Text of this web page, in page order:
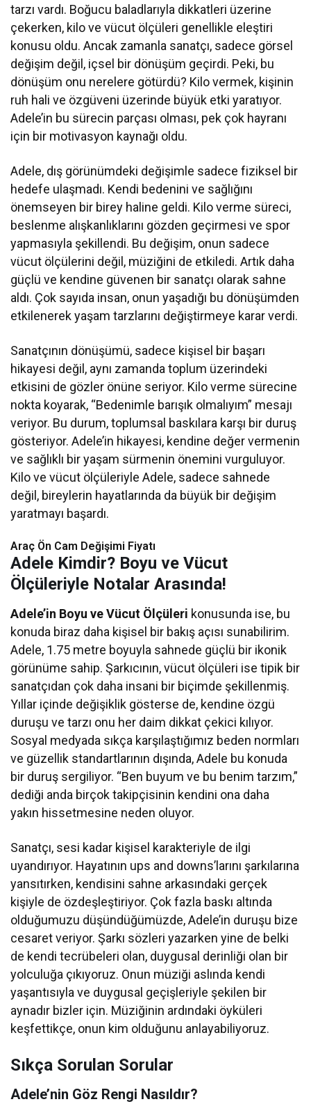
tarzı vardı. Boğucu baladlarıyla dikkatleri üzerine
çekerken, kilo ve vücut ölçüleri genellikle eleştiri
konusu oldu. Ancak zamanla sanatçı, sadece görsel
değişim değil, içsel bir dönüşüm geçirdi. Peki, bu
dönüşüm onu nerelere götürdü? Kilo vermek, kişinin
ruh hali ve özgüveni üzerinde büyük etki yaratıyor.
Adele’in bu sürecin parçası olması, pek çok hayranı
için bir motivasyon kaynağı oldu.
Adele, dış görünümdeki değişimle sadece fiziksel bir
hedefe ulaşmadı. Kendi bedenini ve sağlığını
önemseyen bir birey haline geldi. Kilo verme süreci,
beslenme alışkanlıklarını gözden geçirmesi ve spor
yapmasıyla şekillendi. Bu değişim, onun sadece
vücut ölçülerini değil, müziğini de etkiledi. Artık daha
güçlü ve kendine güvenen bir sanatçı olarak sahne
aldı. Çok sayıda insan, onun yaşadığı bu dönüşümden
etkilenerek yaşam tarzlarını değiştirmeye karar verdi.
Sanatçının dönüşümü, sadece kişisel bir başarı
hikayesi değil, aynı zamanda toplum üzerindeki
etkisini de gözler önüne seriyor. Kilo verme sürecine
nokta koyarak, “Bedenimle barışık olmalıyım” mesajı
veriyor. Bu durum, toplumsal baskılara karşı bir duruş
gösteriyor. Adele’in hikayesi, kendine değer vermenin
ve sağlıklı bir yaşam sürmenin önemini vurguluyor.
Kilo ve vücut ölçüleriyle Adele, sadece sahnede
değil, bireylerin hayatlarında da büyük bir değişim
yaratmayı başardı.
Araç Ön Cam Değişimi Fiyatı​​
Adele Kimdir? Boyu ve Vücut
Ölçüleriyle Notalar Arasında!
Adele’in Boyu ve Vücut Ölçüleri konusunda ise, bu
konuda biraz daha kişisel bir bakış açısı sunabilirim.
Adele, 1.75 metre boyuyla sahnede güçlü bir ikonik
görünüme sahip. Şarkıcının, vücut ölçüleri ise tipik bir
sanatçıdan çok daha insani bir biçimde şekillenmiş.
Yıllar içinde değişiklik gösterse de, kendine özgü
duruşu ve tarzı onu her daim dikkat çekici kılıyor.
Sosyal medyada sıkça karşılaştığımız beden normları
ve güzellik standartlarının dışında, Adele bu konuda
bir duruş sergiliyor. “Ben buyum ve bu benim tarzım,”
dediği anda birçok takipçisinin kendini ona daha
yakın hissetmesine neden oluyor.
Sanatçı, sesi kadar kişisel karakteriyle de ilgi
uyandırıyor. Hayatının ups and downs’larını şarkılarına
yansıtırken, kendisini sahne arkasındaki gerçek
kişiyle de özdeşleştiriyor. Çok fazla baskı altında
olduğumuzu düşündüğümüzde, Adele’in duruşu bize
cesaret veriyor. Şarkı sözleri yazarken yine de belki
de kendi tecrübeleri olan, duygusal derinliği olan bir
yolculuğa çıkıyoruz. Onun müziği aslında kendi
yaşantısıyla ve duygusal geçişleriyle şekilen bir
aynadır bizler için. Müziğinin ardındaki öyküleri
keşfettikçe, onun kim olduğunu anlayabiliyoruz.
Sıkça Sorulan Sorular
Adele’nin Göz Rengi Nasıldır?